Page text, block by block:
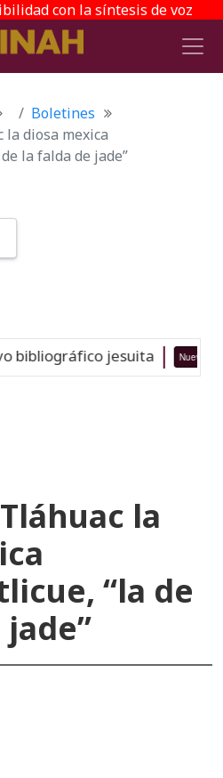
con la síntesis de voz
Boletines
la diosa mexica
la falda de jade”
jesuita Nuevo 06-08-26
la
“la de